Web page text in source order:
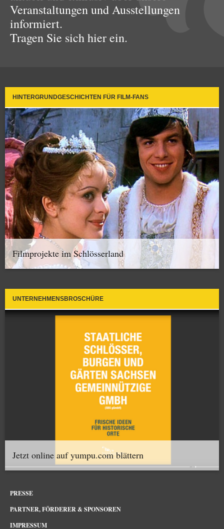
Veranstaltungen und Ausstellungen
informiert.
Tragen Sie sich hier ein.
HINTERGRUNDGESCHICHTEN FÜR FILM-FANS
Filmprojekte im Schlösserland
UNTERNEHMENSBROSCHÜRE
Jetzt online auf yumpu.com blättern
PRESSE
PARTNER, FÖRDERER & SPONSOREN
IMPRESSUM